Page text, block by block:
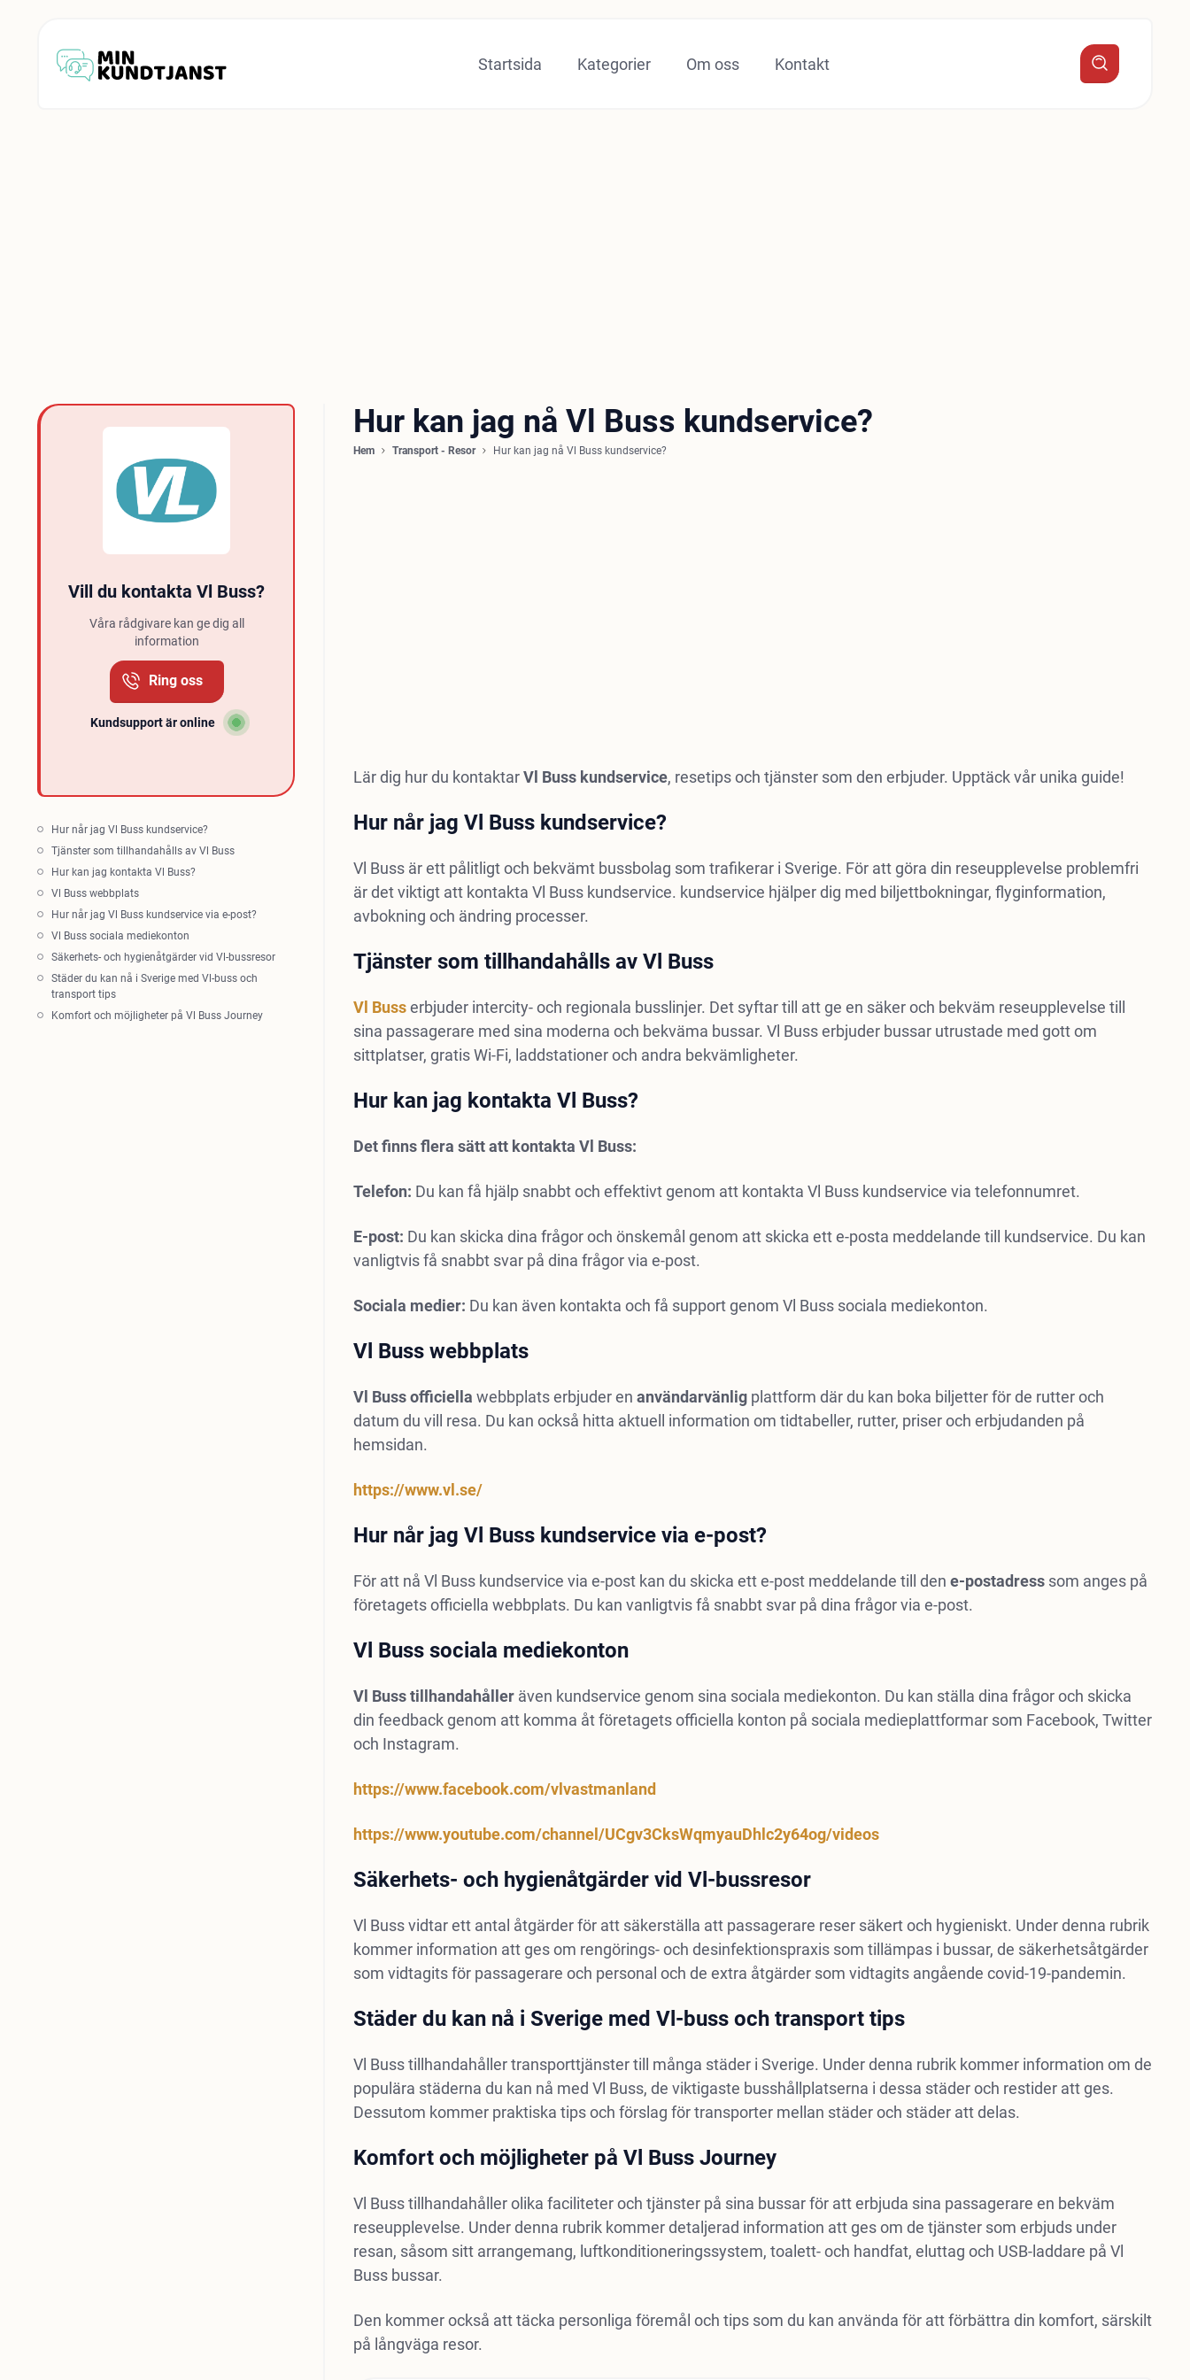
Startsida Kategorier Om oss Kontakt
Vill du kontakta Vl Buss?
Våra rådgivare kan ge dig all
information
Ring oss
Kundsupport är online
Hur når jag Vl Buss kundservice?
Tjänster som tillhandahålls av Vl Buss
Hur kan jag kontakta Vl Buss?
Vl Buss webbplats
Hur når jag Vl Buss kundservice via e-post?
Vl Buss sociala mediekonton
Säkerhets- och hygienåtgärder vid Vl-bussresor
Städer du kan nå i Sverige med Vl-buss och
transport tips
Komfort och möjligheter på Vl Buss Journey
Hur kan jag nå Vl Buss kundservice?
Hem Transport - Resor Hur kan jag nå Vl Buss kundservice?
Lär dig hur du kontaktarVl Buss kundservice, resetips och tjänster som den erbjuder. Upptäck vår unika guide!
Hur når jag Vl Buss kundservice?
Vl Buss är ett pålitligt och bekvämt bussbolag som trafikerar i Sverige. För att göra din reseupplevelse problemfri
är det viktigt att kontakta Vl Buss kundservice. kundservice hjälper dig med biljettbokningar, flyginformation,
avbokning och ändring processer.
Tjänster som tillhandahålls av Vl Buss
Vl Busserbjuder intercity- och regionala busslinjer. Det syftar till att ge en säker och bekväm reseupplevelse till
sina passagerare med sina moderna och bekväma bussar. Vl Buss erbjuder bussar utrustade med gott om
sittplatser, gratis Wi-Fi, laddstationer och andra bekvämligheter.
Hur kan jag kontakta Vl Buss?
Det finns flera sätt att kontakta Vl Buss:
Telefon: Du kan få hjälp snabbt och effektivt genom att kontakta Vl Buss kundservice via telefonnumret.
E-post: Du kan skicka dina frågor och önskemål genom att skicka ett e-posta meddelande till kundservice. Du kan
vanligtvis få snabbt svar på dina frågor via e-post.
Sociala medier: Du kan även kontakta och få support genom Vl Buss sociala mediekonton.
Vl Buss webbplats
Vl Buss officiella webbplats erbjuder en användarvänligplattform där du kan boka biljetter för de rutter och
datum du vill resa. Du kan också hitta aktuell information om tidtabeller, rutter, priser och erbjudanden på
hemsidan.
https://www.vl.se/
Hur når jag Vl Buss kundservice via e-post?
För att nå Vl Buss kundservice via e-post kan du skicka ett e-post meddelande till den e-postadresssom anges på
företagets officiella webbplats. Du kan vanligtvis få snabbt svar på dina frågor via e-post.
Vl Buss sociala mediekonton
Vl Buss tillhandahålleräven kundservice genom sina sociala mediekonton. Du kan ställa dina frågor och skicka
din feedback genom att komma åt företagets officiella konton på sociala medieplattformar som Facebook, Twitter
och Instagram.
https://www.facebook.com/vlvastmanland
https://www.youtube.com/channel/UCgv3CksWqmyauDhlc2y64og/videos
Säkerhets- och hygienåtgärder vid Vl-bussresor
Vl Buss vidtar ett antal åtgärder för att säkerställa att passagerare reser säkert och hygieniskt. Under denna rubrik
kommer information att ges om rengörings- och desinfektionspraxis som tillämpas i bussar, de säkerhetsåtgärder
som vidtagits för passagerare och personal och de extra åtgärder som vidtagits angående covid-19-pandemin.
Städer du kan nå i Sverige med Vl-buss och transport tips
Vl Buss tillhandahåller transporttjänster till många städer i Sverige. Under denna rubrik kommer information om de
populära städerna du kan nå med Vl Buss, de viktigaste busshållplatserna i dessa städer och restider att ges.
Dessutom kommer praktiska tips och förslag för transporter mellan städer och städer att delas.
Komfort och möjligheter på Vl Buss Journey
Vl Buss tillhandahåller olika faciliteter och tjänster på sina bussar för att erbjuda sina passagerare en bekväm
reseupplevelse. Under denna rubrik kommer detaljerad information att ges om de tjänster som erbjuds under
resan, såsom sitt arrangemang, luftkonditioneringssystem, toalett- och handfat, eluttag och USB-laddare på Vl
Buss bussar.
Den kommer också att täcka personliga föremål och tips som du kan använda för att förbättra din komfort, särskilt
på långväga resor.